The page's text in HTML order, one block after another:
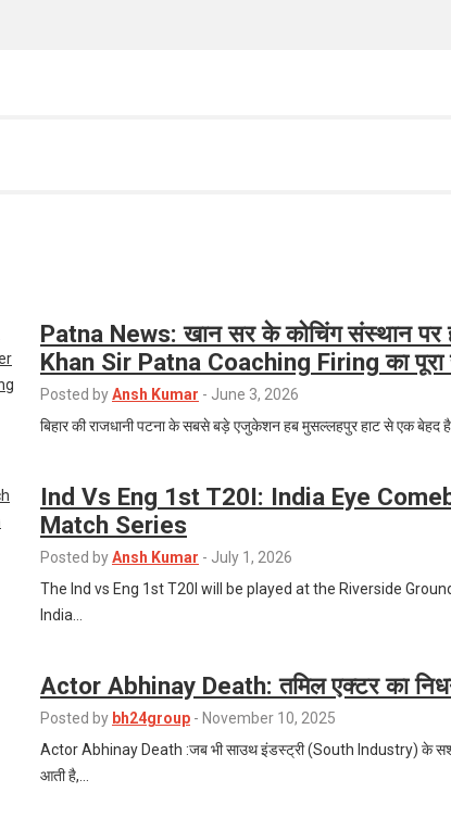
Patna News: खान सर के कोचिंग संस्थान पर
Khan Sir Patna Coaching Firing का
Posted byAnsh Kumar - June 3, 2026
बिहार की राजधानी पटना के सबसे बड़े एजुकेशन हब मुसल्लहपुर हाट से एक बेहद
Ind Vs Eng 1st T20I: India Eye
Match Series
Posted byAnsh Kumar - July 1, 2026
The Ind vs Eng 1st T20I will be played at the Riverside
India…
Actor Abhinay Death: तमिल एक्टर का
Posted by bh24group - November 10, 2025
Actor Abhinay Death :जब भी साउथ इंडस्ट्री (South Industry) के
आती है,…